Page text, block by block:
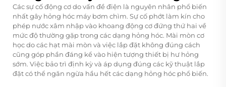
Các sự cố động cơ do vấn đề điện là nguyên nhân phổ biến
nhất gây hỏng hóc máy bơm chìm. Sự cố phớt làm kín cho
phép nước xâm nhập vào khoang động cơ đứng thứ hai về
mức độ thường gặp trong các dạng hỏng hóc. Mài mòn cơ
học do các hạt mài mòn và việc lắp đặt không đúng cách
cũng góp phần đáng kể vào hiện tượng thiết bị hư hỏng
sớm. Việc bảo trì định kỳ và áp dụng đúng các kỹ thuật lắp
đặt có thể ngăn ngừa hầu hết các dạng hỏng hóc phổ biến.